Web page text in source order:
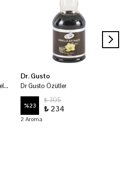
Dr.Gusto Mini Pasta Katkı Maddeleri - Pelteleştirici 100 Gr
Dr. Gusto
Dr Gusto Özütler
%23
₺ 305
₺ 234
2 Aroma